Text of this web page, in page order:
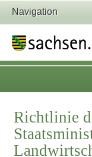
Navigation
Richtlinie